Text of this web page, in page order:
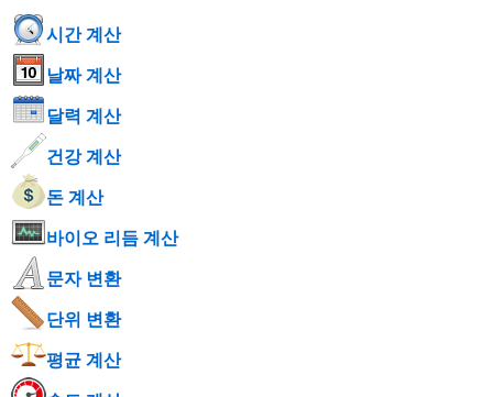
시간 계산
날짜 계산
달력 계산
건강 계산
돈 계산
바이오 리듬 계산
문자 변환
단위 변환
평균 계산